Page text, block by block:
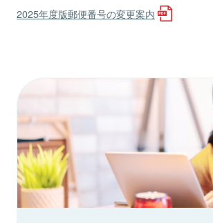
2025年度版郵便番号の変更案内